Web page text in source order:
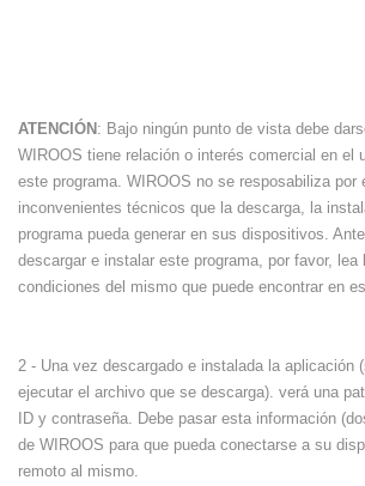
ATENCIÓN : Bajo ningún punto de vista debe
WIROOS tiene relación o interés comercial en el
este programa. WIROOS no se resposabiliza por
inconvenientes técnicos que la descarga, la
programa pueda generar en sus dispositivos.
descargar e instalar este programa, por favor, lea
condiciones del mismo que puede encontrar en
2 - Una vez descargado e instalada la aplicación
ejecutar el archivo que se descarga). verá una
ID y contraseña. Debe pasar esta información
de WIROOS para que pueda conectarse a su
remoto al mismo.